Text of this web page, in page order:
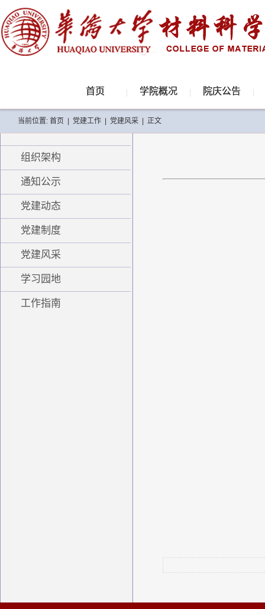
首页 学院概况 院庆公告
当前位置: 首页 党建工作 党建风采 正文
组织架构
通知公示
党建动态
党建制度
党建风采
学习园地
工作指南